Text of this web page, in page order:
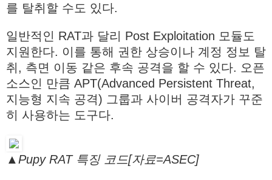
를 탈취할 수도 있다.
일반적인 RAT과 달리 Post Exploitation 모듈도
지원한다. 이를 통해 권한 상승이나 계정 정보 탈
취, 측면 이동 같은 후속 공격을 할 수 있다. 오픈
소스인 만큼 APT(Advanced Persistent Threat,
지능형 지속 공격) 그룹과 사이버 공격자가 꾸준
히 사용하는 도구다.
▲Pupy RAT 특징 코드[자료=ASEC]